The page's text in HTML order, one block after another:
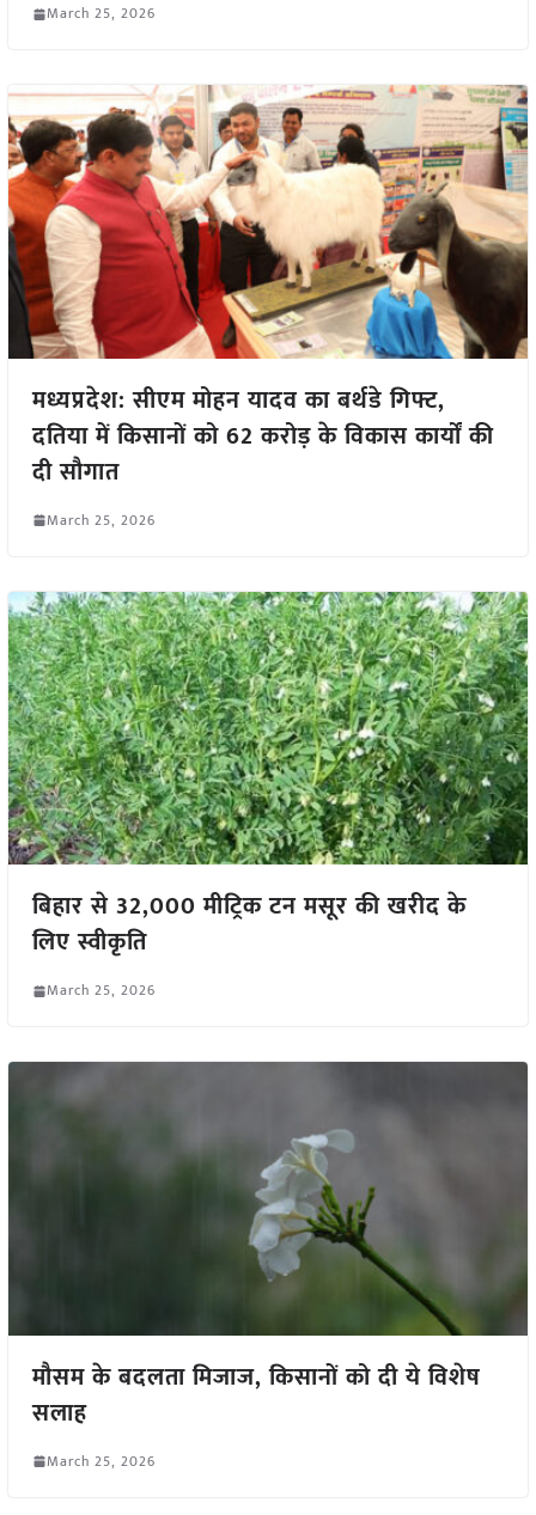
March 25, 2026
मध्यप्रदेश: सीएम मोहन यादव का बर्थडे गिफ्ट,
दतिया में किसानों को 62 करोड़ के विकास कार्यों की
दी सौगात
March 25, 2026
बिहार से 32,000 मीट्रिक टन मसूर की खरीद के
लिए स्वीकृति
March 25, 2026
मौसम के बदलता मिजाज, किसानों को दी ये विशेष
सलाह
March 25, 2026